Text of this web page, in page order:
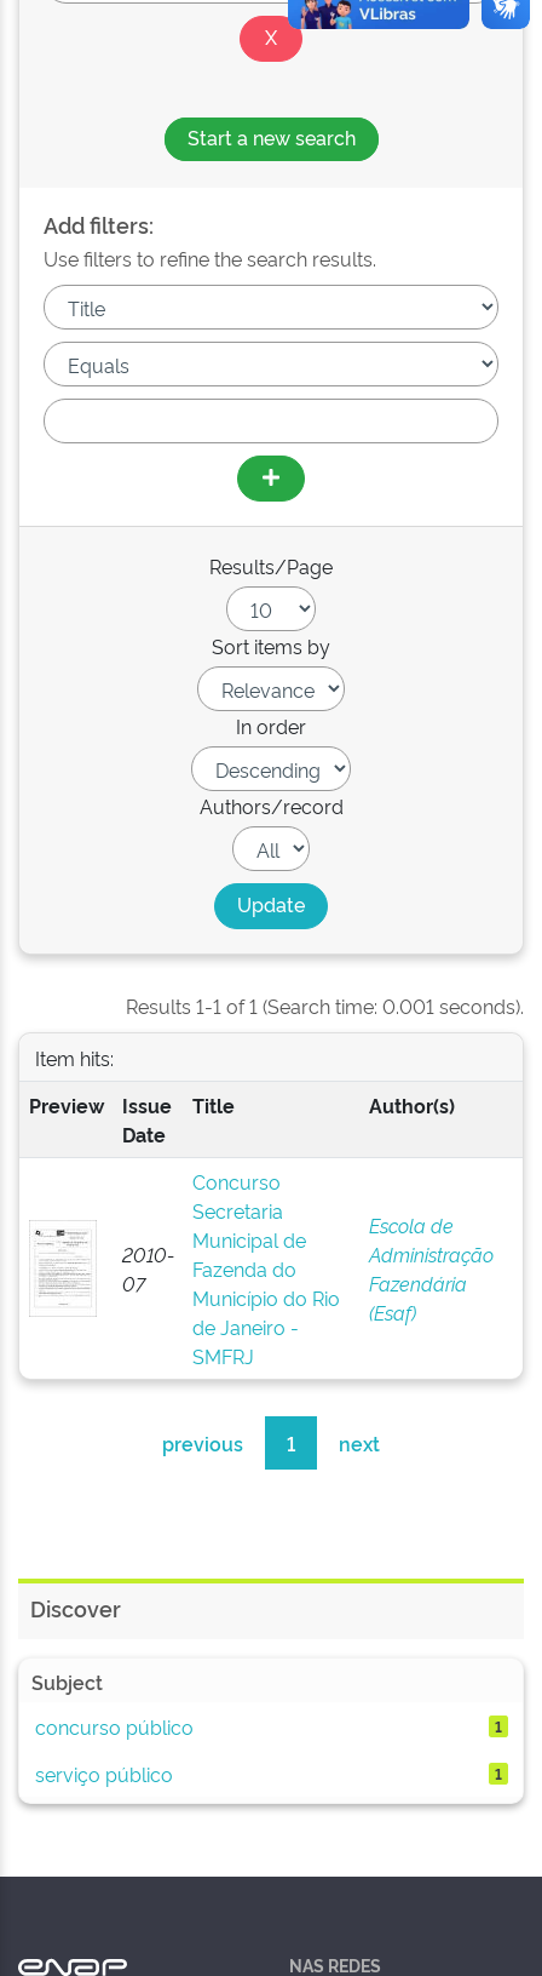
Start a new search
Add filters:
Use filters to refine the search results.
Results/Page
Sort items by
In order
Authors/record
Results 1-1 of 1 (Search time: 0.001 seconds).
Item hits:
Preview
Issue
Date
Title Author(s)
2010-
07
Concurso
Secretaria
Municipal de
Fazenda do
Município do Rio
de Janeiro -
SMFRJ
Escola de
Administração
Fazendária
(Esaf)
previous 1 next
Discover
Subject
concurso público
1
serviço público 1
NAS REDES